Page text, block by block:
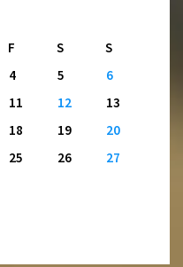
F S
S
4 5
6
11 12
13
18 19
20
25 26
27